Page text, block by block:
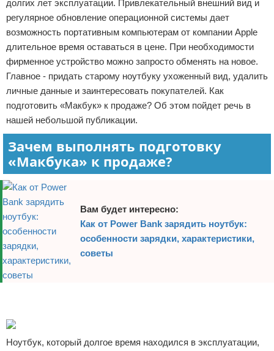
Программное обеспечение
Для автомобиля
Разное
Отказ от ответственности
долгих лет эксплуатации. Привлекательный внешний вид и
регулярное обновление операционной системы дает
возможность портативным компьютерам от компании Apple
длительное время оставаться в цене. При необходимости
фирменное устройство можно запросто обменять на новое.
Главное - придать старому ноутбуку ухоженный вид, удалить
личные данные и заинтересовать покупателей. Как
подготовить «Макбук» к продаже? Об этом пойдет речь в
нашей небольшой публикации.
Зачем выполнять подготовку
«Макбука» к продаже?
Вам будет интересно:
Как от Power Bank зарядить ноутбук:
особенности зарядки, характеристики,
советы
Ноутбук, который долгое время находился в эксплуатации,